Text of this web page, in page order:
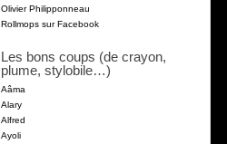
Olivier Philipponneau
Rollmops sur Facebook
Les bons coups (de crayon,
plume, stylobile…)
Aâma
Alary
Alfred
Ayoli